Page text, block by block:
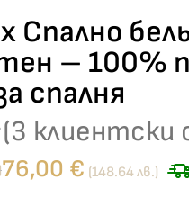
Спално
– 100%
спалня
(3 клиентски
76,00 € (148.64 лв.)